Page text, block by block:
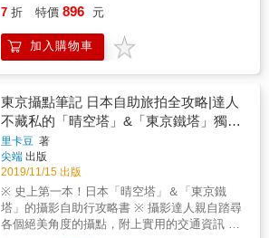
點」六大單元。收錄作者全心投入山林攝影後
成的經驗成果。 大自然瞬息萬變，山林拍攝從
事前預測到拍攝當下是一系列繁複的準備過
程。本書不僅僅傳授所需的技巧，幫助你拍出
的角度和觀點，告訴攝影者如何思索自己拍攝
的意圖。是一本集合技術性的指導與故事性的
構圖思考，絕佳的山景攝影教學書籍。 ｜特別
企劃 － 絕景攝影展｜ 臺灣旅人誌精選 最受喜
愛的作品 「從我拍過成千上萬的照片之中，精
選這二十張經典景色分享給大家。這些照片呈
現我鏡頭裡許多難得的天文現象，除了有像極
紐西蘭場景的魯冰花、壯闊如仙境的雲海繚
印的西藏，就是我永遠的夢想。」 高山攝影家
陳業偉的足跡踏遍西藏的每一個角落，他以自
己獨特的生命體驗，展現西藏之美，包含：氣
民、喜馬拉雅的綠意&hellip;&hellip; 作者多半
獨自上路，且遠離登山及徒步路線，行走於無
人之境，無數次掙扎在生死邊緣，克服充滿風
雪險阻、急彎陡坡、土石流與車輛故障的驚險
旅途，才終於抵達目的地，拍攝下這些一般人
難以親炙的美景。 本書以珍貴的照片和文字，
展現西藏的自然風光與風土人情，記述無數人
心中的精神家園與夢想之地。作者曾經癡迷於
拍攝極限風光，近年逐漸意識到身為一名攝影
7 折 特價 896 元
加入購物車
東京攝點筆記 日本自助旅拍全攻略|達人
不藏私的「晴空塔」&「東京鐵塔」獨家
視角
里卡豆 著
尖端 出版
2019/11/15 出版
※ 史上第一本！日本「晴空塔」＆「東京鐵
塔」的攝影自助行攻略書 ※ 攝影達人親自踏尋
各個絕美角度的攝點，附上實用的交通資訊 ※